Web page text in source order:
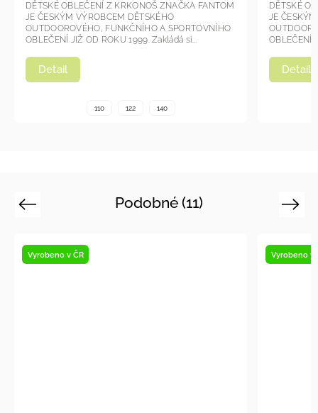
Detail
DĚTSKÉ OBLEČENÍ Z KRKONOŠ ZNAČKA FANTOM
JE ČESKÝM VÝROBCEM DĚTSKÉHO
OUTDOOROVÉHO, FUNKČNÍHO A SPORTOVNÍHO
OBLEČENÍ JIŽ OD ROKU 1999. Zakládá si...
110 122 140
Detail
DĚTSKÉ
JE
OBLEČENÍ
Podobné (11)
Previous
Vyrobeno v ČR Vyrobeno v
Next